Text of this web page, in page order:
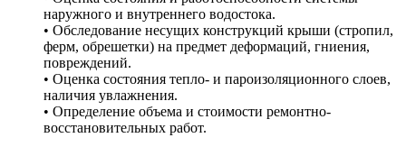
наружного и внутреннего водостока.
• Обследование несущих конструкций крыши (стропил,
ферм, обрешетки) на предмет деформаций, гниения,
повреждений.
• Оценка состояния тепло- и пароизоляционного слоев,
наличия увлажнения.
• Определение объема и стоимости ремонтно-
восстановительных работ.